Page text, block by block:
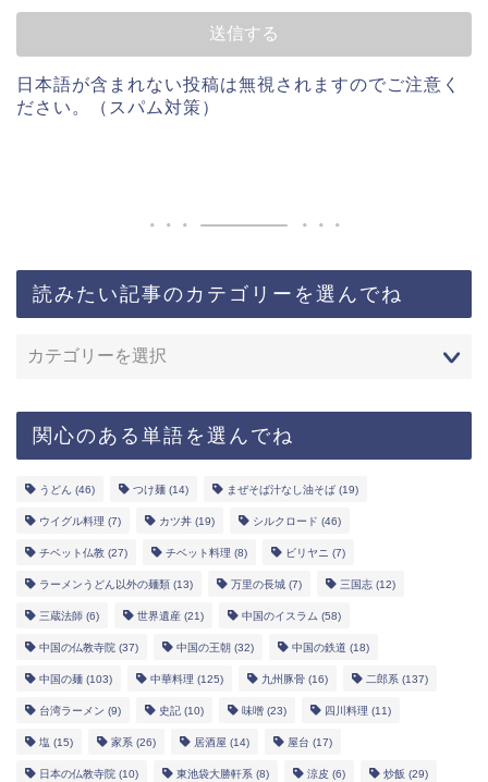
日本語が含まれない投稿は無視されますのでご注意く
ださい。（スパム対策）
読みたい記事のカテゴリーを選んでね
関心のある単語を選んでね
うどん (46) つけ麺 (14) まぜそば汁なし油そば (19)
ウイグル料理 (7) カツ丼 (19) シルクロード (46)
チベット仏教 (27) チベット料理 (8) ビリヤニ (7)
ラーメンうどん以外の麺類 (13) 万里の長城 (7) 三国志 (12)
三蔵法師 (6) 世界遺産 (21) 中国のイスラム (58)
中国の仏教寺院 (37) 中国の王朝 (32) 中国の鉄道 (18)
中国の麺 (103) 中華料理 (125) 九州豚骨 (16) 二郎系 (137)
台湾ラーメン (9) 史記 (10) 味噌 (23) 四川料理 (11)
塩 (15) 家系 (26) 居酒屋 (14) 屋台 (17)
日本の仏教寺院 (10) 東池袋大勝軒系 (8) 涼皮 (6) 炒飯 (29)